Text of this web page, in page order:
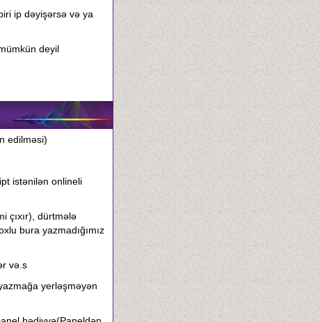
ip dəyişərsə və ya
deyil
edilməsi)
istənilən onlineli
çıxır), dürtmələ
bura yazmadığımız
və.s
yerləşməyən